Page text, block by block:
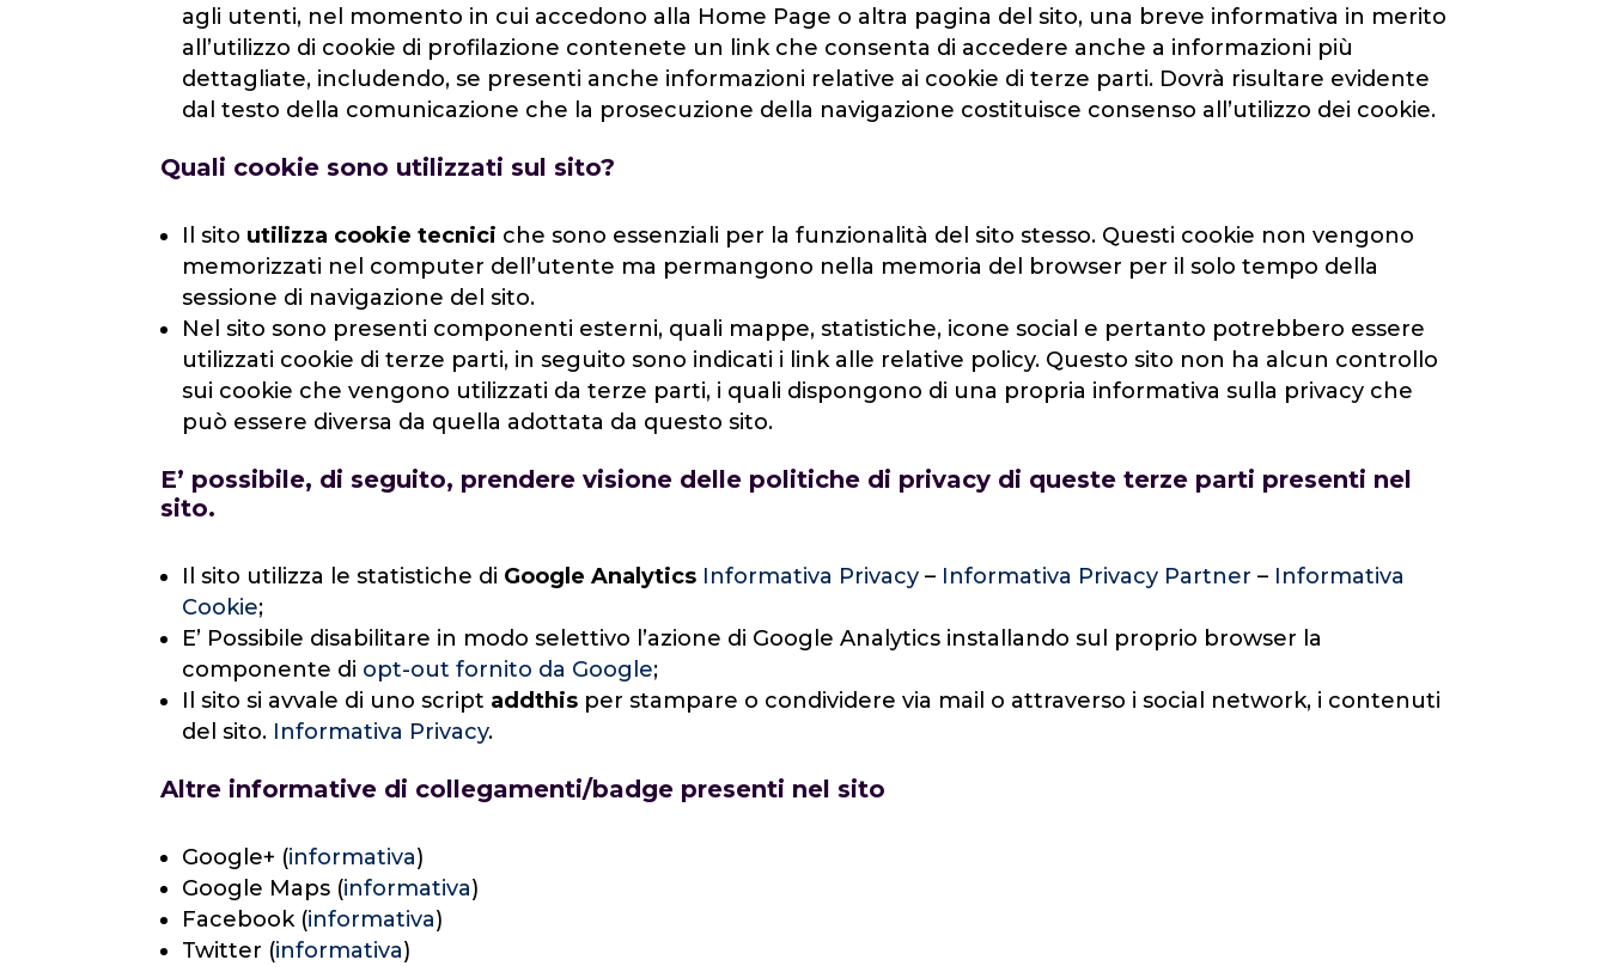
agli utenti, nel momento in cui accedono alla Home Page o altra pagina del sito, una breve informativa in merito
all’utilizzo di cookie di profilazione contenete un link che consenta di accedere anche a informazioni più
dettagliate, includendo, se presenti anche informazioni relative ai cookie di terze parti. Dovrà risultare evidente
dal testo della comunicazione che la prosecuzione della navigazione costituisce consenso all’utilizzo dei cookie.
Quali cookie sono utilizzati sul sito?
Il sito utilizza cookie tecnici che sono essenziali per la funzionalità del sito stesso. Questi cookie non vengono
memorizzati nel computer dell’utente ma permangono nella memoria del browser per il solo tempo della
sessione di navigazione del sito.
Nel sito sono presenti componenti esterni, quali mappe, statistiche, icone social e pertanto potrebbero essere
utilizzati cookie di terze parti, in seguito sono indicati i link alle relative policy. Questo sito non ha alcun controllo
sui cookie che vengono utilizzati da terze parti, i quali dispongono di una propria informativa sulla privacy che
può essere diversa da quella adottata da questo sito.
E’ possibile, di seguito, prendere visione delle politiche di privacy di queste terze parti presenti nel
sito.
Il sito utilizza le statistiche di Google Analytics Informativa Privacy – Informativa Privacy Partner – Informativa
Cookie;
E’ Possibile disabilitare in modo selettivo l’azione di Google Analytics installando sul proprio browser la
componente di opt-out fornito da Google;
Il sito si avvale di uno script addthis per stampare o condividere via mail o attraverso i social network, i contenuti
del sito. Informativa Privacy.
Altre informative di collegamenti/badge presenti nel sito
Google+ (informativa)
Google Maps (informativa)
Facebook (informativa)
Twitter (informativa)